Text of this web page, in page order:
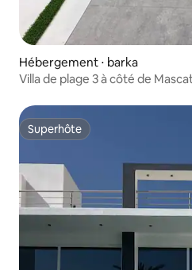
Hébergement ⋅ barka
Villa de plage 3 à côté de
Superhôte
Superhôte